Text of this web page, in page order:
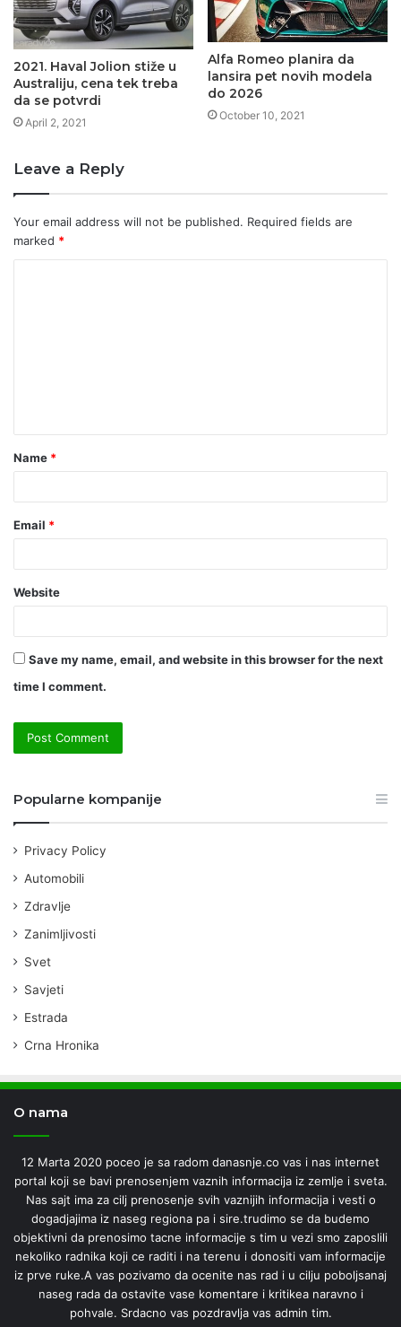
2021. Haval Jolion stiže u
Australiju, cena tek treba
da se potvrdi
April 2, 2021
Alfa Romeo planira da
lansira pet novih modela
do 2026
October 10, 2021
Leave a Reply
Your email address will not be published. Required fields are
marked *
t
*
Name *
Email *
Website
Save my name, email, and website in this browser for the next
time I comment.
Popularne kompanije
Privacy Policy
Automobili
Zdravlje
Zanimljivosti
Svet
Savjeti
Estrada
Crna Hronika
O nama
12 Marta 2020 poceo je sa radom danasnje.co vas i nas internet
portal koji se bavi prenosenjem vaznih informacija iz zemlje i sveta.
Nas sajt ima za cilj prenosenje svih vaznijih informacija i vesti o
dogadjajima iz naseg regiona pa i sire.trudimo se da budemo
objektivni da prenosimo tacne informacije s tim u vezi smo zaposlili
nekoliko radnika koji ce raditi i na terenu i donositi vam informacije
iz prve ruke.A vas pozivamo da ocenite nas rad i u cilju poboljsanaj
naseg rada da ostavite vase komentare i kritikea naravno i
pohvale. Srdacno vas pozdravlja vas admin tim.